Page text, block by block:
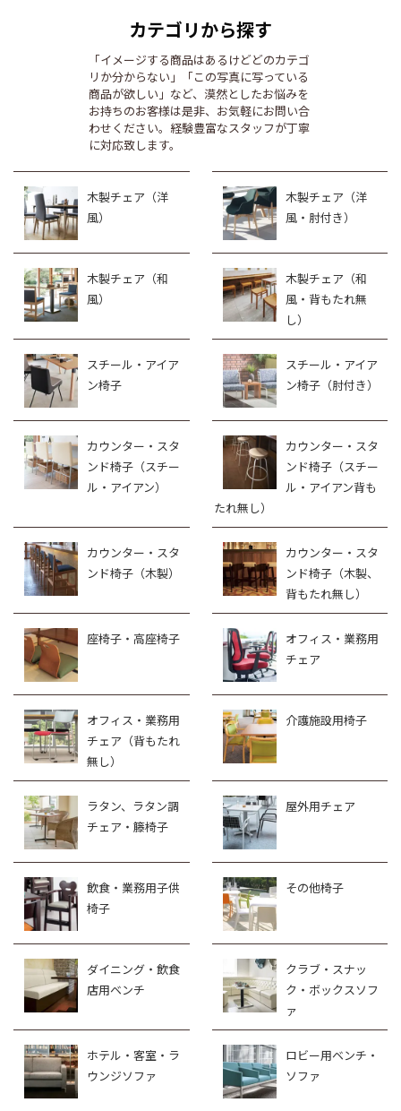
カテゴリから探す
「イメージする商品はあるけどどのカテゴ
リか分からない」「この写真に写っている
商品が欲しい」など、漠然としたお悩みを
お持ちのお客様は是非、お気軽にお問い合
わせください。経験豊富なスタッフが丁寧
に対応致します。
木製チェア（洋
風）
木製チェア（洋
風・肘付き）
木製チェア（和
風）
木製チェア（和
風・背もたれ無
し）
スチール・アイア
ン椅子
スチール・アイア
ン椅子（肘付き）
カウンター・スタ
ンド椅子（スチー
ル・アイアン）
カウンター・スタ
ンド椅子（スチー
ル・アイアン背も
たれ無し）
カウンター・スタ
ンド椅子（木製）
カウンター・スタ
ンド椅子（木製、
背もたれ無し）
座椅子・高座椅子
オフィス・業務用
チェア
オフィス・業務用
チェア（背もたれ
無し）
介護施設用椅子
ラタン、ラタン調
チェア・籐椅子
屋外用チェア
飲食・業務用子供
椅子
その他椅子
ダイニング・飲食
店用ベンチ
クラブ・スナッ
ク・ボックスソフ
ァ
ホテル・客室・ラ
ウンジソファ
ロビー用ベンチ・
ソファ